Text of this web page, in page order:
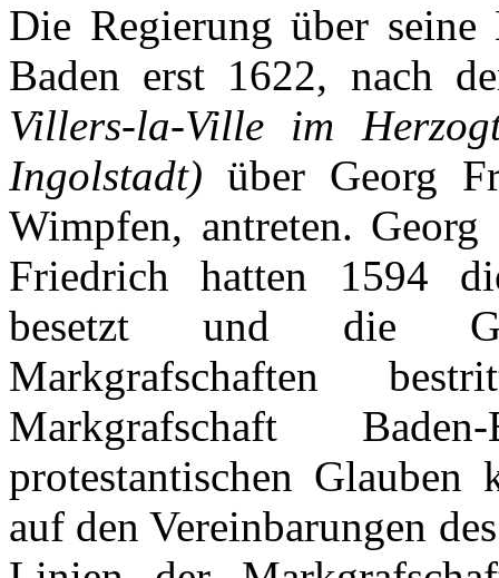
Die Regierung über seine
Baden erst 1622, nach
Villers-la-Ville
im
Ingolstadt) über Georg
Wimpfen, antreten.
Friedrichhatten 1594
besetzt und die
Markgrafschaften
Markgrafschaft
protestantischen Glauben
auf denVereinbarungen